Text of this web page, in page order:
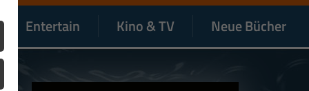
Entertain Kino & TV Neue Bücher